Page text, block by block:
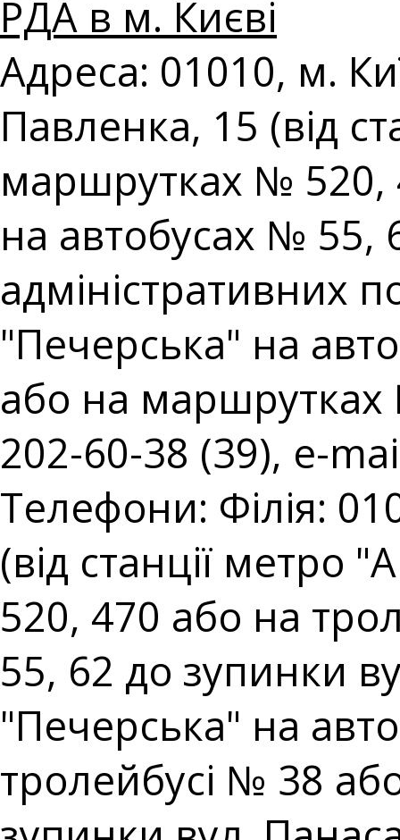
РДА в м. Києві
Адреса: 01010, м.
Павленка, 15 (від
маршрутках № 520,
на автобусах № 55,
адміністративних
"Печерська" на
або на маршрутках
202-60-38 (39), e-
Телефони: Філія:
(від станції
520, 470 або на
55, 62 до зупинки
"Печерська" на
тролейбусі № 38